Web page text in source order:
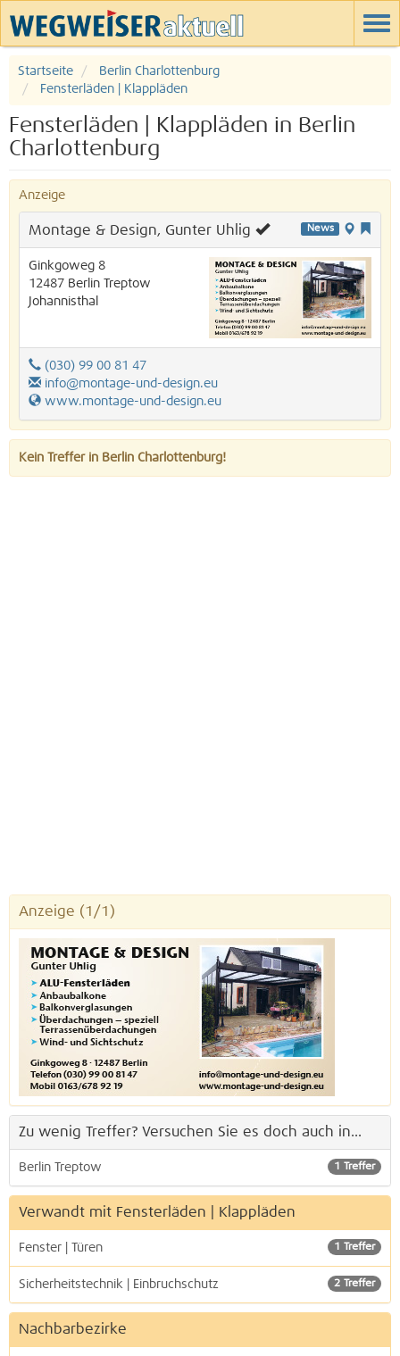
Startseite
Berlin Charlottenburg
Fensterläden | Klappläden
Fensterläden | Klappläden in Berlin
Charlottenburg
Anzeige
News
Montage & Design, Gunter Uhlig
Ginkgoweg 8
12487 Berlin
Treptow
Johannisthal
(030) 99 00 81 47
info@montage-und-design.eu
www.montage-und-design.eu
Kein Treffer in Berlin Charlottenburg!
Anzeige (1/1)
Zu wenig Treffer? Versuchen Sie es doch auch in...
1 Treffer
Berlin Treptow
Verwandt mit Fensterläden | Klappläden
1 Treffer
Fenster | Türen
2 Treffer
Sicherheitstechnik | Einbruchschutz
Nachbarbezirke